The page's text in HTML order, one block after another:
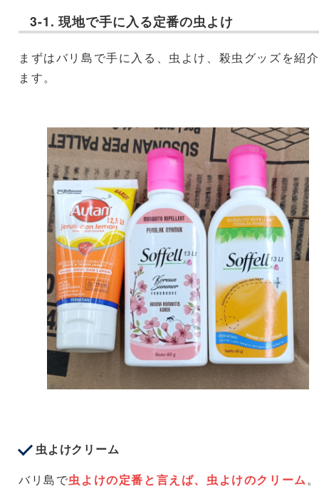
3-1. 現地で手に入る定番の虫よけ
まずはバリ島で手に入る、虫よけ、殺虫グッズを紹
ます。
虫よけクリーム
バリ島で虫よけの定番と言えば、虫よけのクリーム。